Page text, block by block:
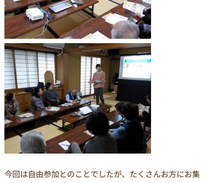
今回は自由参加とのことでしたが、たくさんお方にお集